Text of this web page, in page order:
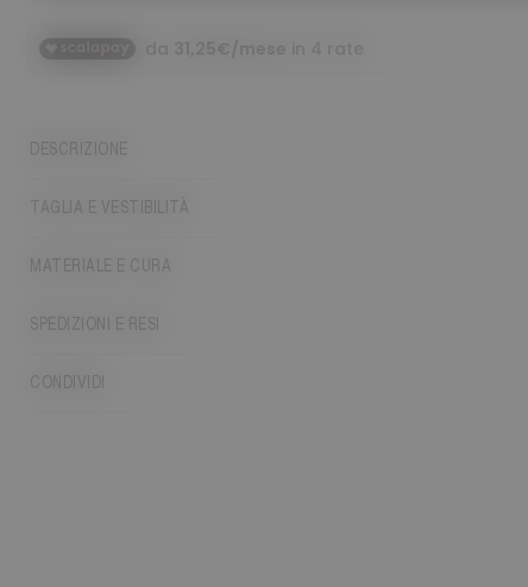
DESCRIZIONE
TAGLIA E VESTIBILITÀ
MATERIALE E CURA
SPEDIZIONI E RESI
CONDIVIDI